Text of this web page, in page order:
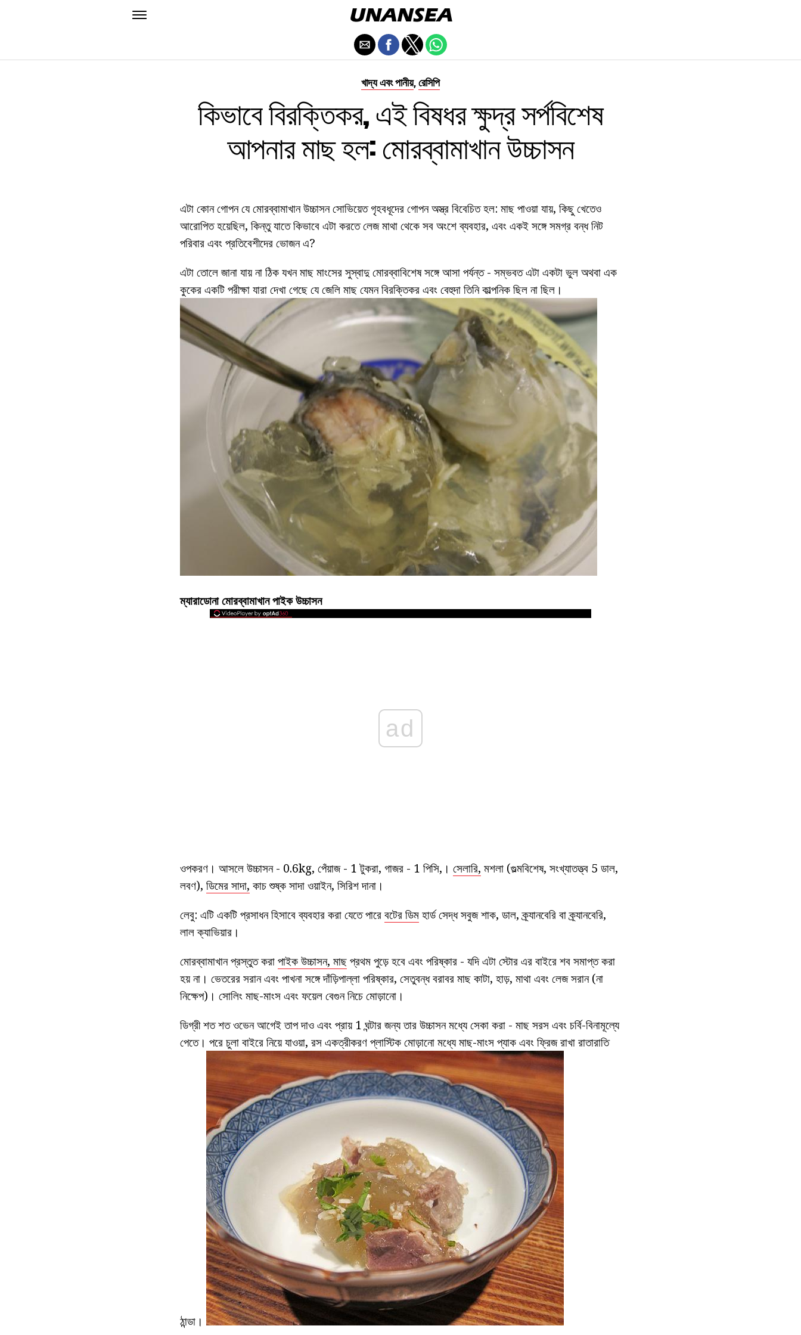
খাদ্য এবং পানীয়, রেসিপি
কিভাবে বিরক্তিকর, এই বিষধর ক্ষুদ্র সর্পবিশেষ
আপনার মাছ হল: মোরব্বামাখান উচ্চাসন
এটা কোন গোপন যে মোরব্বামাখান উচ্চাসন সোভিয়েত গৃহবধূদের গোপন অস্ত্র বিবেচিত হল: মাছ পাওয়া যায়, কিছু খেতেও
আরোপিত হয়েছিল, কিন্তু যাতে কিভাবে এটা করতে লেজ মাথা থেকে সব অংশে ব্যবহার, এবং একই সঙ্গে সমগ্র বন্ধ নিট
পরিবার এবং প্রতিবেশীদের ভোজন এ?
এটা তোলে জানা যায় না ঠিক যখন মাছ মাংসের সুস্বাদু মোরব্বাবিশেষ সঙ্গে আসা পর্যন্ত - সম্ভবত এটা একটা ভুল অথবা এক
কুকের একটি পরীক্ষা যারা দেখা গেছে যে জেলি মাছ যেমন বিরক্তিকর এবং বেহুদা তিনি কাল্পনিক ছিল না ছিল।
ম্যারাডোনা মোরব্বামাখান পাইক উচ্চাসন
ad
ওপকরণ। আসলে উচ্চাসন - 0.6kg, পেঁয়াজ - 1 টুকরা, গাজর - 1 পিসি,। সেলারি, মশলা (গুল্মবিশেষ, সংখ্যাতত্ত্ব 5 ডাল,
লবণ), ডিমের সাদা, কাচ শুষ্ক সাদা ওয়াইন, সিরিশ দানা।
লেবু: এটি একটি প্রসাধন হিসাবে ব্যবহার করা যেতে পারেবটের ডিমহার্ড সেদ্ধ সবুজ শাক, ডাল, ক্র্যানবেরি বা ক্র্যানবেরি,
লাল ক্যাভিয়ার।
মোরব্বামাখান প্রস্তুত করাপাইক উচ্চাসন, মাছপ্রথম পুড়ে হবে এবং পরিষ্কার - যদি এটা স্টোর এর বাইরে শব সমাপ্ত করা
হয় না। ভেতরের সরান এবং পাখনা সঙ্গে দাঁড়িপাল্লা পরিষ্কার, সেতুবন্ধ বরাবর মাছ কাটা, হাড়, মাথা এবং লেজ সরান (না
নিক্ষেপ)। সোলিং মাছ-মাংস এবং ফয়েল বেগুন নিচে মোড়ানো।
ডিগ্রী শত শত ওভেন আগেই তাপ দাও এবং প্রায় 1 ঘন্টার জন্য তার উচ্চাসন মধ্যে সেকা করা - মাছ সরস এবং চর্বি-বিনামূল্যে
পেতে। পরে চুলা বাইরে নিয়ে যাওয়া, রস একত্রীকরণ প্লাস্টিক মোড়ানো মধ্যে মাছ-মাংস প্যাক এবং ফ্রিজ রাখা রাতারাতি
ঠান্ডা।